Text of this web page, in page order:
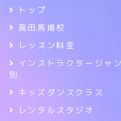
トップ
高田馬場校
レッスン料金
インストラクタージャ
別
キッズダンスクラス
レンタルスタジオ